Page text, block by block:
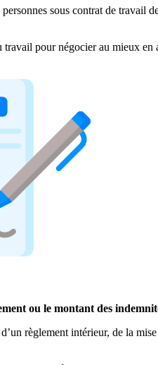
sous contrat de travail
pour négocier au mieux
ou le montant des
règlement intérieur, de la